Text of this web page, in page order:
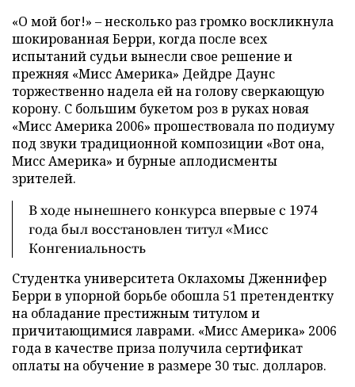
«О мой бог!» – несколько раз громко воскликнула
шокированная Берри, когда после всех
испытаний судьи вынесли свое решение и
прежняя «Мисс Америка» Дейдре Даунс
торжественно надела ей на голову сверкающую
корону. С большим букетом роз в руках новая
«Мисс Америка 2006» прошествовала по подиуму
под звуки традиционной композиции «Вот она,
Мисс Америка» и бурные аплодисменты
зрителей.
В ходе нынешнего конкурса впервые с 1974
года был восстановлен титул «Мисс
Конгениальность
Студентка университета Оклахомы Дженнифер
Берри в упорной борьбе обошла 51 претендентку
на обладание престижным титулом и
причитающимися лаврами. «Мисс Америка» 2006
года в качестве приза получила сертификат
оплаты на обучение в размере 30 тыс. долларов.